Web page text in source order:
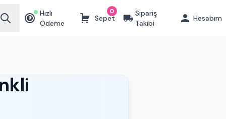
₺
Hızlı
Ödeme
Sepet
0
Sipariş
Takibi
Hesabım